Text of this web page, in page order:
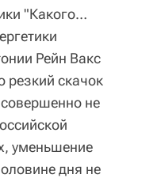
"Какого…
Рейн Вакс
резкий скачок
не
уменьшение
дня не